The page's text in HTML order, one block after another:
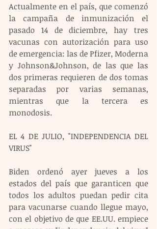
Actualmente en el país, que comenzó
la campaña de inmunización el
pasado 14 de diciembre, hay tres
vacunas con autorización para uso
de emergencia: las de Pfizer, Moderna
y Johnson&Johnson, de las que las
dos primeras requieren de dos tomas
separadas por varias semanas,
mientras que la tercera es
monodosis.
EL 4 DE JULIO, "INDEPENDENCIA DEL
VIRUS"
Biden ordenó ayer jueves a los
estados del país que garanticen que
todos los adultos puedan pedir cita
para vacunarse cuando llegue mayo,
con el objetivo de que EE.UU. empiece